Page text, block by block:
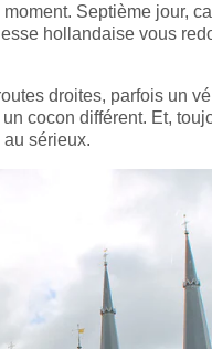
Septième jour,
hollandaise vous
droites, parfois un
cocon différent. Et,
sérieux.